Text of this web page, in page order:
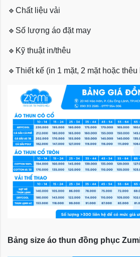
🔹 Chất liệu vải
🔹 Số lượng áo đặt may
🔹 Kỹ thuật in/thêu
🔹 Thiết kế (in 1 mặt, 2 mặt hoặc thêu
Bảng size áo thun đồng phục